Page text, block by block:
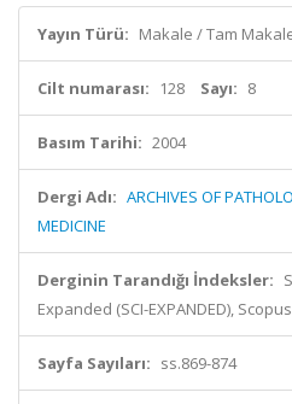
Yayın Türü: Makale / Tam
Cilt numarası: 128 Sayı: 8
Basım Tarihi: 2004
Dergi Adı: ARCHIVES OF
MEDICINE
Derginin Tarandığı İndeksler:
Expanded (SCI-EXPANDED), Scopus
Sayfa Sayıları: ss.869-874